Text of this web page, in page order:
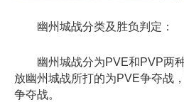
幽州城战分类及胜负判定：
幽州城战分为PVE和PVP两种
放幽州城战所打的为PVE争夺战
争夺战。